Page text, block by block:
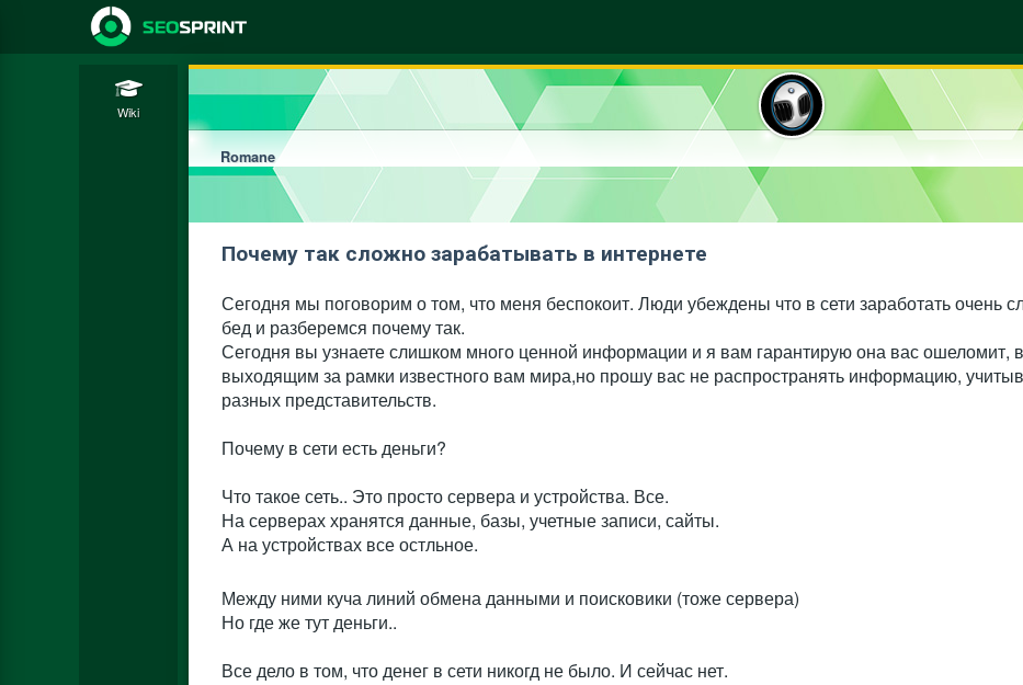
Wiki
Romane
Почему так сложно зарабатывать в интернете
Сегодня мы поговорим о том, что меня беспокоит. Люди убеждены что в сети заработать очень
бед и разберемся почему так.
Сегодня вы узнаете слишком много ценной информации и я вам гарантирую она вас ошеломит,
выходящим за рамки известного вам мира,но прошу вас не распространять информацию,
разных представительств.
Почему в сети есть деньги?
Что такое сеть.. Это просто сервера и устройства. Все.
На серверах хранятся данные, базы, учетные записи, сайты.
А на устройствах все остльное.
Между ними куча линий обмена данными и поисковики (тоже сервера)
Но где же тут деньги..
Все дело в том, что денег в сети никогд не было. И сейчас нет.